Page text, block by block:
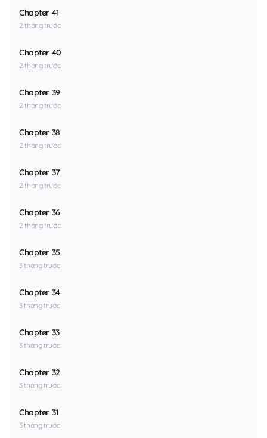
Chapter 41
2 tháng trước
Chapter 40
2 tháng trước
Chapter 39
2 tháng trước
Chapter 38
2 tháng trước
Chapter 37
2 tháng trước
Chapter 36
2 tháng trước
Chapter 35
3 tháng trước
Chapter 34
3 tháng trước
Chapter 33
3 tháng trước
Chapter 32
3 tháng trước
Chapter 31
3 tháng trước